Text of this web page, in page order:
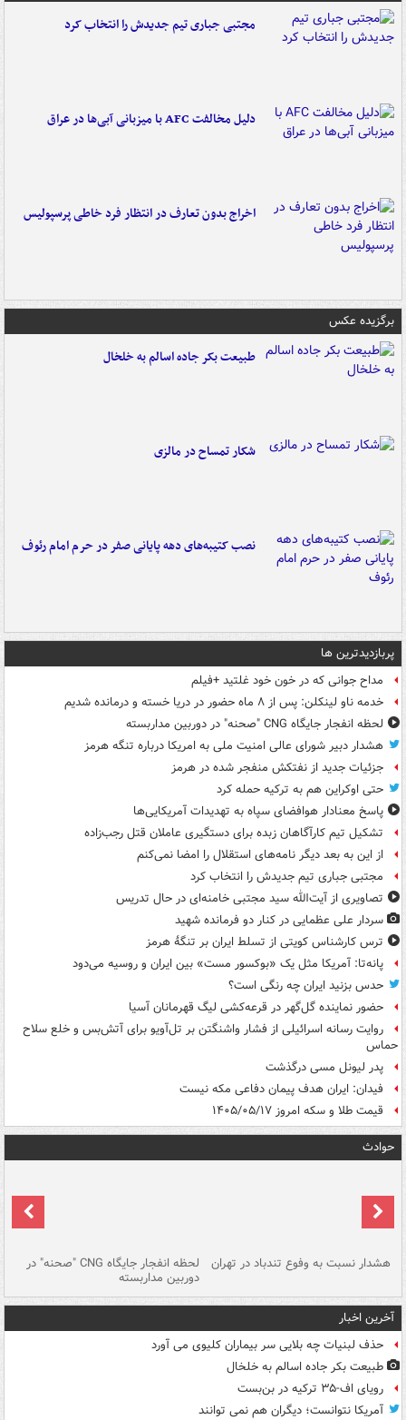
مجتبی جباری تیم جدیدش را انتخاب کرد
دلیل مخالفت AFC با میزبانی آبی‌ها در عراق
اخراج بدون تعارف در انتظار فرد خاطی پرسپولیس
برگزیده عکس
طبیعت بکر جاده اسالم به خلخال
شکار تمساح در مالزی
نصب کتیبه‌های دهه پایانی صفر در حرم امام رئوف
پربازدیدترین ها
مداح جوانی که در خون خود غلتید +فیلم
خدمه ناو لینکلن: پس از ۸ ماه حضور در دریا خسته و درمانده‌ شدیم
لحظه انفجار جایگاه CNG "صحنه" در دوربین مداربسته
هشدار دبیر شورای عالی امنیت ملی به امریکا درباره تنگه هرمز
جزئیات جدید از نفتکش منفجر شده در هرمز
حتی اوکراین هم به ترکیه حمله کرد
پاسخ معنادار هوافضای سپاه به تهدیدات آمریکایی‌ها
تشکیل تیم کارآگاهان زبده برای دستگیری عاملان قتل رجب‌زاده
از این به بعد دیگر نامه‌های استقلال را امضا نمی‌کنم
مجتبی جباری تیم جدیدش را انتخاب کرد
تصاویری از آیت‌الله سید مجتبی خامنه‌ای در حال تدریس
سردار علی عظمایی در کنار دو فرمانده شهید
ترس کارشناس کویتی از تسلط ایران بر تنگۀ هرمز
پانه‌تا: آمریکا مثل یک «بوکسور مست» بین ایران و روسیه می‌دود
حدس بزنید ایران چه رنگی است؟
حضور نماینده گل‌گهر در قرعه‌کشی لیگ قهرمانان آسیا
روایت رسانه اسرائیلی از فشار واشنگتن بر تل‌آویو برای آتش‌بس و خلع سلاح
حماس
پدر لیونل مسی درگذشت
فیدان: ایران هدف پیمان دفاعی مکه نیست
قیمت طلا و سکه امروز ۱۴۰۵/۰۵/۱۷
حوادث
هشدار نسبت به وفوع تندباد در تهران لحظه انفجار جایگاه CNG "صحنه" در
دوربین مداربسته
آخرین اخبار
حذف لبنیات چه بلایی سر بیماران کلیوی می آورد
طبیعت بکر جاده اسالم به خلخال
رویای اف-۳۵ ترکیه در بن‌بست
آمریکا نتوانست؛ دیگران هم نمی توانند